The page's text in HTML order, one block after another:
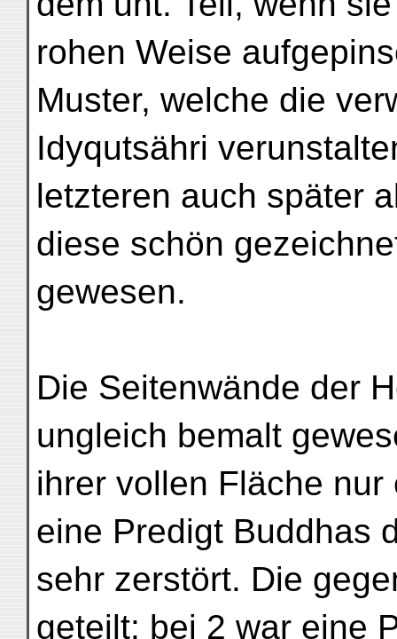
rohen Weise
Muster, welche die
Idyqutsähri
letzteren auch später
diese schön
gewesen.
Die Seitenwände der
ungleich bemalt
ihrer vollen Fläche
eine Predigt Buddhas
sehr zerstört. Die
geteilt: bei 2 war eine